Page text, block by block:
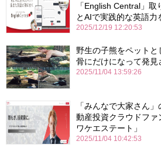
「English Central」
とAIで実践的な英語力
2025/12/19 12:20:53
野生の子熊をペットと
骨にだけになって発見
2025/11/04 13:59:26
「みんなで大家さん
動産投資クラウドフ
ワケエステート」
2025/11/04 10:42:53